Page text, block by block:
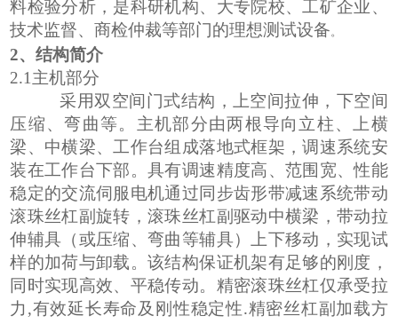
料检验分析，是科研机构、大专院校、工矿企业、
技术监督、商检仲裁等部门的理想测试设备。
2、结构简介
2.1主机部分
采用双空间门式结构， 上空间拉伸 ， 下空间
压缩、弯曲等。主机部分由两根导向立柱、上横
梁、中横梁、工作台组成落地式框架，调速系统安
装在工作台下部。具有调速精度高、范围宽、性能
稳定的交流伺服电机通过同步齿形带减速系统带动
滚珠丝杠副旋转，滚珠丝杠副驱动中横梁，带动拉
伸辅具（或压缩、弯曲等辅具）上下移动，实现试
样的加荷与卸载。该结构保证机架有足够的刚度，
同时实现高效、平稳传动。精密滚珠丝杠仅承受拉
力 ,有效延长寿命及刚性稳定性.精密丝杠副加载方